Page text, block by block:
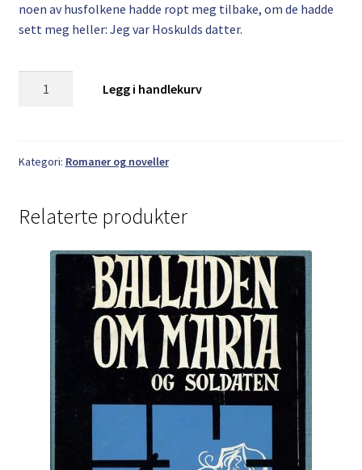
noen av husfolkene hadde ropt meg tilbake, om de hadde
sett meg heller: Jeg var Hoskulds datter.
Hallgerd
Legg i handlekurv
Kategori: Romaner og noveller
Relaterte produkter